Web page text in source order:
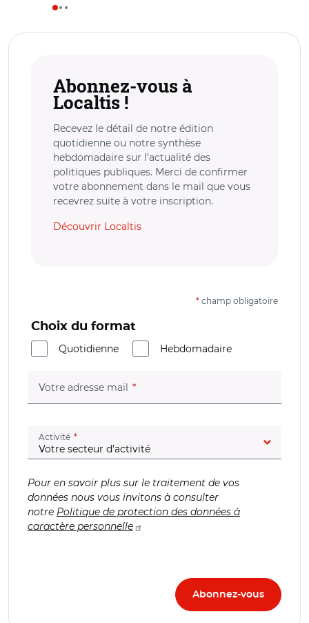
Abonnez-vous à
Localtis !
Recevez le détail de notre édition
quotidienne ou notre synthèse
hebdomadaire sur l’actualité des
politiques publiques. Merci de confirmer
votre abonnement dans le mail que vous
recevrez suite à votre inscription.
Découvrir Localtis
* champ obligatoire
Choix du format
Quotidienne
Hebdomadaire
Votre adresse mail (champ obligatoire)
Activité (champ obligatoire)
Pour en savoir plus sur le traitement de vos
données nous vous invitons à consulter
notre Politique de protection des données à
caractère personnelle